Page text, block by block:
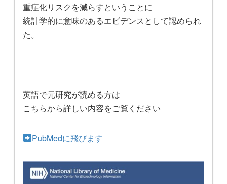
重症化リスクを減らすということに
統計学的に意味のあるエビデンスとして認められ
た。
英語で元研究が読める方は
こちらから詳しい内容をご覧ください
PubMedに飛びます